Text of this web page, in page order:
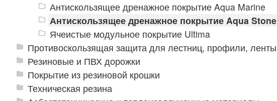
Антискользящее дренажное покрытие Aqua Marine
Антискользящее дренажное покрытие Aqua Stone
Ячеистые модульное покрытие Ultima
Противоскользящая защита для лестниц, профили, ленты
Резиновые и ПВХ дорожки
Покрытие из резиновой крошки
Техническая резина